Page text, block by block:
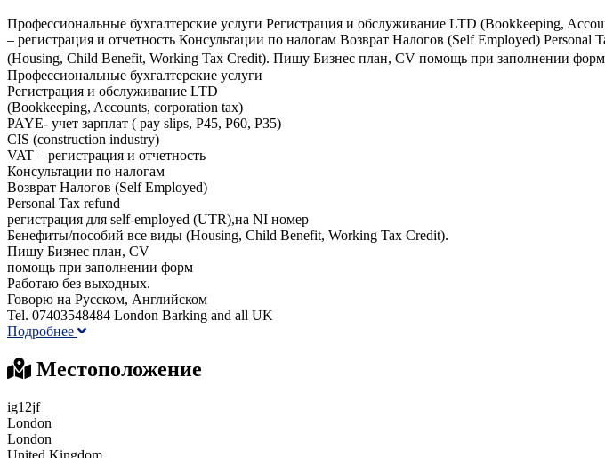
Профессиональные бухгалтерские услуги Регистрация и обслуживание LTD (Bookkeeping,
– регистрация и отчетность Консультации по налогам Возврат Налогов (Self Employed)
(Housing, Child Benefit, Working Tax Credit). Пишу Бизнес план, CV помощь при заполнении
Профессиональные бухгалтерские услуги
Регистрация и обслуживание LTD
(Bookkeeping, Accounts, corporation tax)
PAYE- учет зарплат ( pay slips, P45, P60, P35)
CIS (construction industry)
VAT – регистрация и отчетность
Консультации по налогам
Возврат Налогов (Self Employed)
Personal Tax refund
регистрация для self-employed (UTR),на NI номер
Бенефиты/пособий все виды (Housing, Child Benefit, Working Tax Credit).
Пишу Бизнес план, CV
помощь при заполнении форм
Работаю без выходных.
Говорю на Pусcком, Английском
Tel. 07403548484 London Barking and all UK
Подробнее
Местоположение
ig12jf
London
London
United Kingdom